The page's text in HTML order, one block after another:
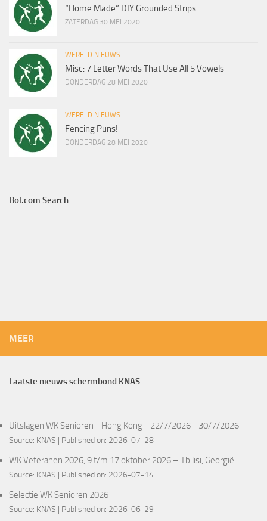
“Home Made” DIY Grounded Strips
ZATERDAG 30 MEI 2020
WERELD NIEUWS
Misc: 7 Letter Words That Use All 5 Vowels
DONDERDAG 28 MEI 2020
WERELD NIEUWS
Fencing Puns!
DONDERDAG 28 MEI 2020
Bol.com Search
MEER
Laatste nieuws schermbond KNAS
Uitslagen WK Senioren - Hong Kong - 22/7/2026 - 30/7/2026
Source: KNAS Published on: 2026-07-28
WK Veteranen 2026, 9 t/m 17 oktober 2026 – Tbilisi, Georgië
Source: KNAS Published on: 2026-07-14
Selectie WK Senioren 2026
Source: KNAS Published on: 2026-06-29